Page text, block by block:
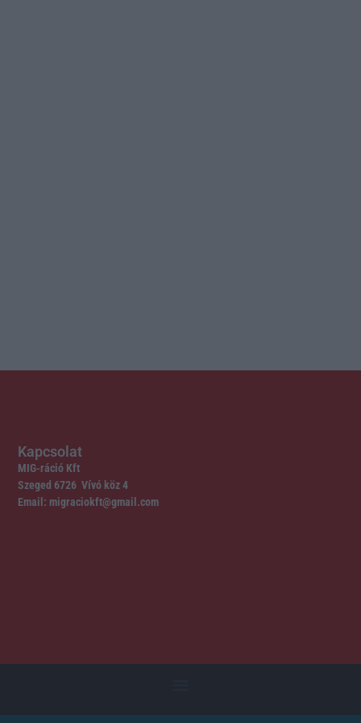
Kapcsolat
MIG-ráció Kft
Szeged 6726 Vívó köz 4
Email: migraciokft@gmail.com